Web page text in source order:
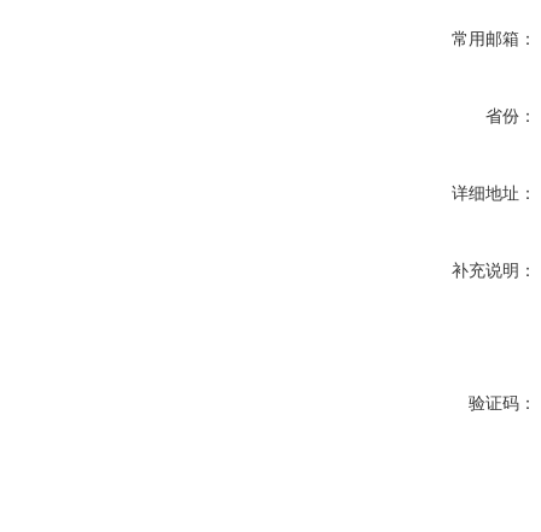
常用邮箱：
省份：
详细地址：
补充说明：
验证码：